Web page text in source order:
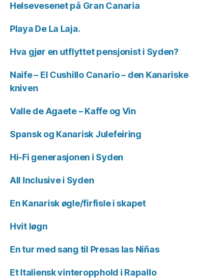
Helsevesenet på Gran Canaria
Playa De La Laja.
Hva gjør en utflyttet pensjonist i Syden?
Naife – El Cushillo Canario – den Kanariske
kniven
Valle de Agaete – Kaffe og Vin
Spansk og Kanarisk Julefeiring
Hi-Fi generasjonen i Syden
All Inclusive i Syden
En Kanarisk øgle/firfisle i skapet
Hvit løgn
En tur med sang til Presas las Niñas
Et Italiensk vinteropphold i Rapallo